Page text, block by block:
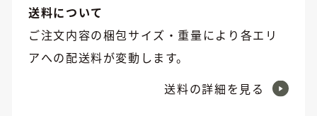
送料について
ご注文内容の梱包サイズ・重量により各エリ
アへの配送料が変動します。
送料の詳細を見る